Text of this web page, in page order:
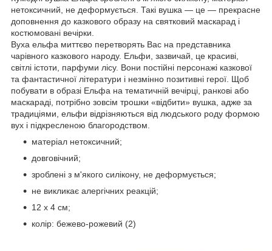
нетоксичний, не деформується. Такі вушка — це — прекрасне
доповнення до казкового образу на святковий маскарад і
костюмовані вечірки.
Вуха ельфа миттєво перетворять Вас на представника
чарівного казкового народу. Ельфи, зазвичай, це красиві,
світлі істоти, парфуми лісу. Вони постійні персонажі казкової
та фантастичної літератури і незмінно позитивні герої. Щоб
побувати в образі Ельфа на тематичній вечірці, ранкові або
маскараді, потрібно зовсім трошки «відбити» вушка, адже за
традиціями, ельфи відрізняються від людського роду формою
вух і підкресленою благородством.
матеріал нетоксичний;
довговічний;
зроблені з м'якого силікону, не деформується;
не викликає алергічних реакцій;
12 х 4 см;
колір: бежево-рожевий (2)